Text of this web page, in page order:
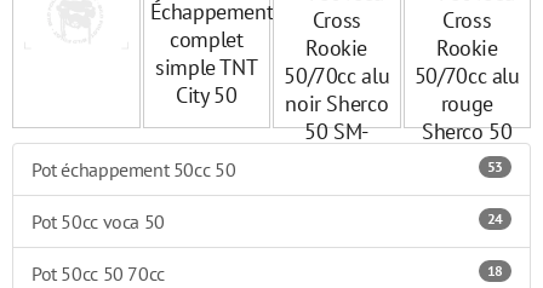
53
Pot échappement 50cc 50
24
Pot 50cc voca 50
18
Pot 50cc 50 70cc